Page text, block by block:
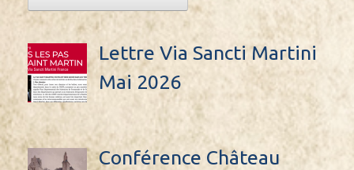
Lettre Via Sancti Martini
Mai 2026
Conférence Château